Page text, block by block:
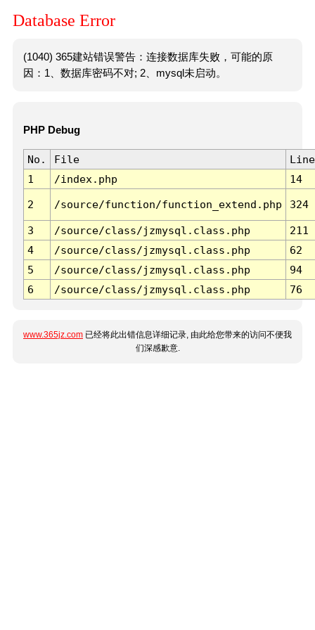
Database Error
(1040) 365建站错误警告：连接数据库失败，可能的原
因：1、数据库密码不对; 2、mysql未启动。
PHP Debug
No. File
Line
1
/index.php 14
2 /source/function/function_extend.php 324
3 /source/class/jzmysql.class.php
211
4
/source/class/jzmysql.class.php
62
5
/source/class/jzmysql.class.php
94
6
/source/class/jzmysql.class.php 76
www.365jz.com 已经将此出错信息详细记录, 由此给您带来的访问不便我
们深感歉意.